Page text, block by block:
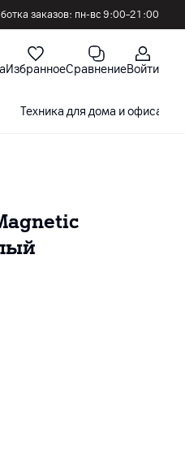
заказов: пн-вс 9:00–21:00
ИзбранноеСравнениеВойти
Техника для дома и офиса